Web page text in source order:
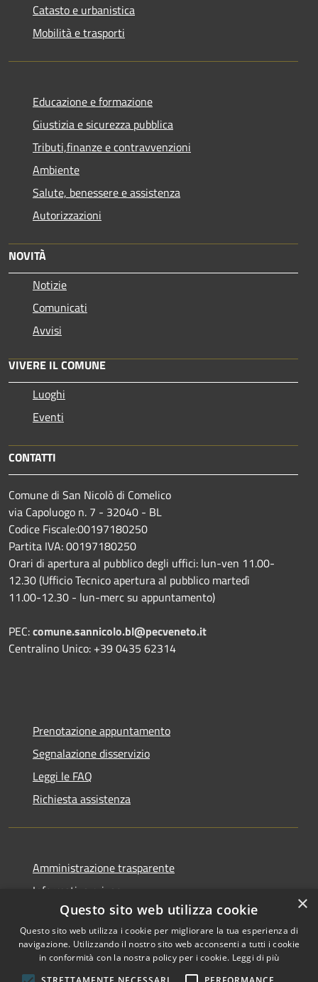
Catasto e urbanistica
Mobilità e trasporti
Educazione e formazione
Giustizia e sicurezza pubblica
Tributi,finanze e contravvenzioni
Ambiente
Salute, benessere e assistenza
Autorizzazioni
NOVITÀ
Notizie
Comunicati
Avvisi
VIVERE IL COMUNE
Luoghi
Eventi
CONTATTI
Comune di San Nicolò di Comelico
via Capoluogo n. 7 - 32040 - BL
Codice Fiscale:00197180250
Partita IVA: 00197180250
Orari di apertura al pubblico degli uffici: lun-ven 11.00-
12.30 (Ufficio Tecnico apertura al pubblico martedì
11.00-12.30 - lun-merc su appuntamento)
PEC:comune.sannicolo.bl@pecveneto.it
Centralino Unico: +39 0435 62314
Prenotazione appuntamento
Segnalazione disservizio
Leggi le FAQ
Richiesta assistenza
Amministrazione trasparente
Informativa privacy
Note legali
Dichiarazione di accessibilità
×
Questo sito web utilizza cookie
Questo sito web utilizza i cookie per migliorare la tua esperienza di
navigazione. Utilizzando il nostro sito web acconsenti a tutti i cookie
in conformità con la nostra policy per i cookie. Leggi di più